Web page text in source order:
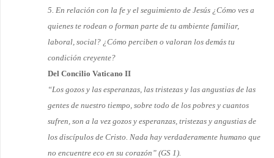
5. En relación con la fe y el seguimiento de Jesús ¿Cómo ves a
quienes te rodean o forman parte de tu ambiente familiar,
laboral, social? ¿Cómo perciben o valoran los demás tu
condición creyente?
Del Concilio Vaticano II
“Los gozos y las esperanzas, las tristezas y las angustias de las
gentes de nuestro tiempo, sobre todo de los pobres y cuantos
sufren, son a la vez gozos y esperanzas, tristezas y angustias de
los discípulos de Cristo. Nada hay verdaderamente humano que
no encuentre eco en su corazón” (GS 1).